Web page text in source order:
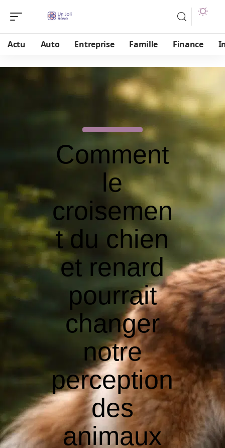
Actu Auto Entreprise Famille Finance
Comment
le
croisemen
t du chien
et renard
pourrait
changer
notre
perception
des
animaux